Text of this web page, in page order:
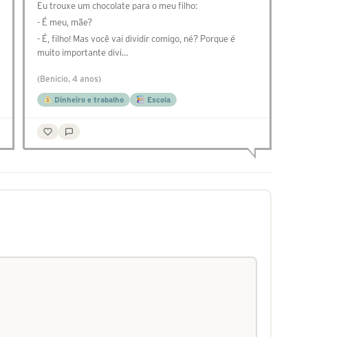
Eu trouxe um chocolate para o meu filho:
- É meu, mãe?
- É, filho! Mas você vai dividir comigo, né? Porque é
muito importante divi…
(Benicio, 4 anos)
Dinheiro e trabalho Escola